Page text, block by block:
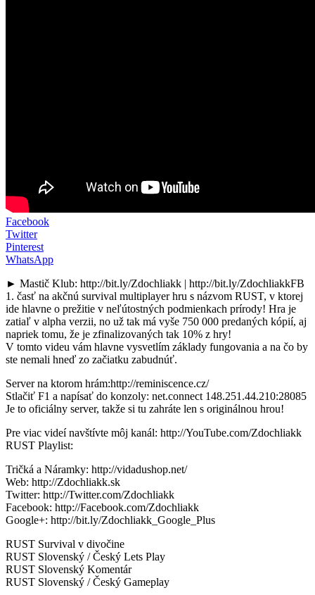
Facebook
Twitter
Pinterest
WhatsApp
► Mastič Klub: http://bit.ly/Zdochliakk | http://bit.ly/ZdochliakkFB
1. časť na akčnú survival multiplayer hru s názvom RUST, v ktorej
ide hlavne o prežitie v neľútostných podmienkach prírody! Hra je
zatiaľ v alpha verzii, no už tak má vyše 750 000 predaných kópií, aj
napriek tomu, že je zfinalizovaných tak 10% z hry!
V tomto videu vám hlavne vysvetlím základy fungovania a na čo by
ste nemali hneď zo začiatku zabudnúť.
Server na ktorom hrám:http://reminiscence.cz/
Stlačiť F1 a napísať do konzoly: net.connect 148.251.44.210:28085
Je to oficiálny server, takže si tu zahráte len s originálnou hrou!
Pre viac videí navštívte môj kanál: http://YouTube.com/Zdochliakk
RUST Playlist:
Tričká a Náramky: http://vidadushop.net/
Web: http://Zdochliakk.sk
Twitter: http://Twitter.com/Zdochliakk
Facebook: http://Facebook.com/Zdochliakk
Google+: http://bit.ly/Zdochliakk_Google_Plus
RUST Survival v divočine
RUST Slovenský / Český Lets Play
RUST Slovenský Komentár
RUST Slovenský / Český Gameplay